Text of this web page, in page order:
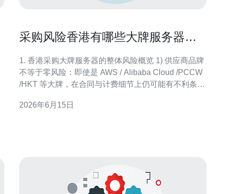
采购风险香港有哪些大牌服务器店
1. 香港采购大牌服务器的整体风险概览 1) 供应商品牌
不等于零风险：即使是 AWS / Alibaba Cloud /PCCW
/HKT 等大牌，在合同与计费细节上仍可能有不利条
是否包含上层应用影响？不同定义影响SLA补偿。 3)
2026年6月15日